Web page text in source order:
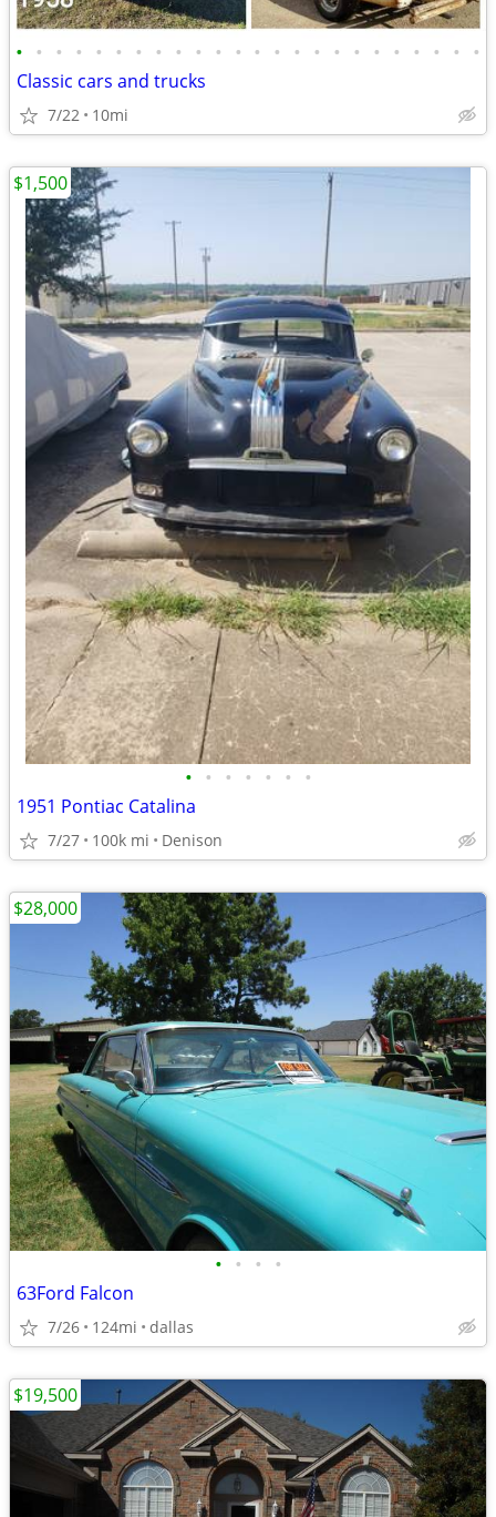
• • • • • • • • • • • • • • • • • • • • • • • •
Classic cars and trucks
7/22 10mi
• • • • • • •
1951 Pontiac Catalina
7/27 100k mi Denison
$1,500
• • • •
63Ford Falcon
7/26 124mi dallas
$28,000
$19,500